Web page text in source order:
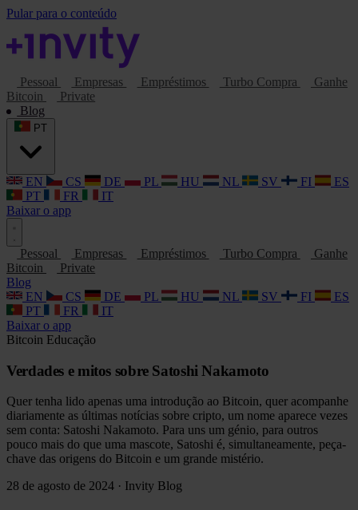
Pular para o conteúdo
Pessoal Empresas Empréstimos Turbo Compra
Ganhe
Bitcoin
Private
Blog
EN CS DE PL HU NL SV FI
ES
PT
FR
IT
Baixar o app
Pessoal Empresas Empréstimos Turbo Compra
Ganhe
Bitcoin
Private
Blog
EN
CS DE PL HU NL SV FI
ES
PT
FR
IT
Baixar o app
Bitcoin Educação
Verdades e mitos sobre Satoshi Nakamoto
Quer tenha lido apenas uma introdução ao Bitcoin, quer acompanhe
diariamente as últimas notícias sobre cripto, um nome aparece vezes
sem conta: Satoshi Nakamoto. Para uns um génio, para outros
pouco mais do que uma mascote, Satoshi é, simultaneamente, peça-
chave das origens do Bitcoin e um grande mistério.
28 de agosto de 2024 · Invity Blog